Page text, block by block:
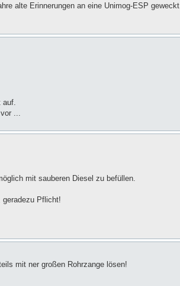
alte Erinnerungen an eine Unimog-ESP geweckt.
auf.
...
mit sauberen Diesel zu befüllen.
geradezu Pflicht!
mit ner großen Rohrzange lösen!